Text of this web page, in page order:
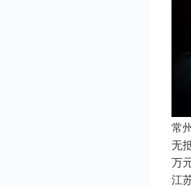
常
无
万
江